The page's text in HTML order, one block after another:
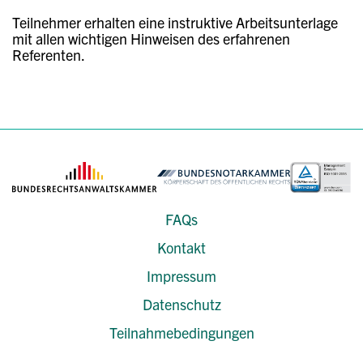
Teilnehmer erhalten eine instruktive Arbeitsunterlage
mit allen wichtigen Hinweisen des erfahrenen
Referenten.
FAQs
Kontakt
Impressum
Datenschutz
Teilnahmebedingungen